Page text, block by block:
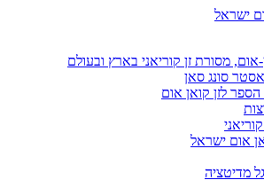
אום, מסורת זן קוריאני בארץ ובעולם
סונג סאן
לזן קואן אום
אום ישראל
מדיטציה